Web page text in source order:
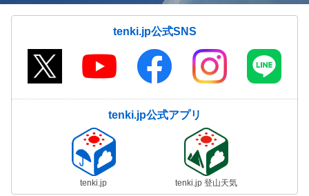
tenki.jp公式SNS
tenki.jp公式アプリ
tenki.jp tenki.jp 登山天気